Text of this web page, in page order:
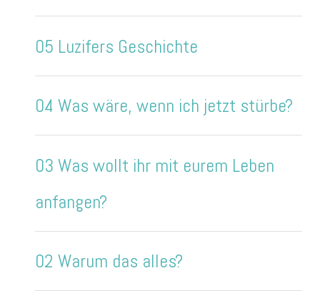
05 Luzifers Geschichte
04 Was wäre, wenn ich jetzt stürbe?
03 Was wollt ihr mit eurem Leben
anfangen?
02 Warum das alles?